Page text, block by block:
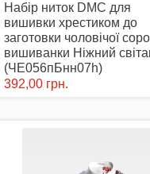
Набір ниток DMC для
вишивки хрестиком до
заготовки чоловічої
вишиванки Ніжний
(ЧЕ056пБнн07h)
392,00 грн.